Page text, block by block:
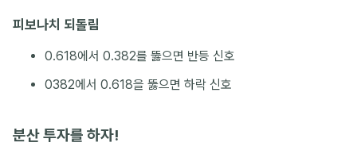
피보나치 되돌림
0.618에서 0.382를 뚫으면 반등 신호
0382에서 0.618을 뚫으면 하락 신호
분산 투자를 하자!